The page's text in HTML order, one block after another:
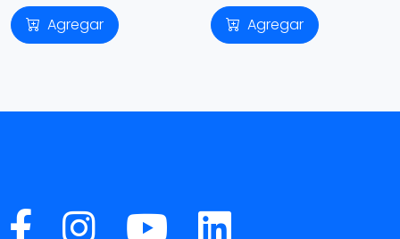
Agregar Agregar